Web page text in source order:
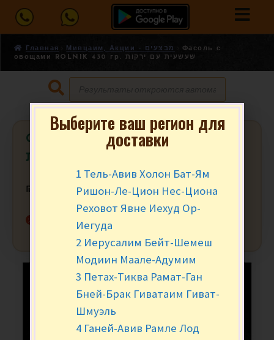
Главная Мивцаим, Акции - מבצעים
Фасоль с
овощами ROLNIK 430 гр. שעשעית עם ירקות
Фасоль с овощами ROLNIK 430 гр.
שעשעית עם ירקות
₪ за шт.
Нет в наличии
Выберите ваш регион для
доставки
1 Тель-Авив Холон Бат-Ям
Ришон-Ле-Цион Нес-Циона
Реховот Явне Иехуд Ор-
Иегуда
2 Иерусалим Бейт-Шемеш
Модиин Маале-Адумим
3 Петах-Тиква Рамат-Ган
Бней-Брак Гиватаим Гиват-
Шмуэль
4 Ганей-Авив Рамле Лод